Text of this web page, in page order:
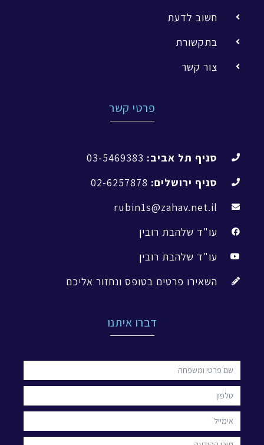
חשוב לדעת
בתקשורת
צור קשר
פרטי קשר
סניף תל אביב:
סניף ירושלים:
rubin1s@zahav.net.il
עו"ד שלהבת רובין
עו"ד שלהבת רובין
השאירו פרטים בטופס ונחזור אליכם
דברו איתנו